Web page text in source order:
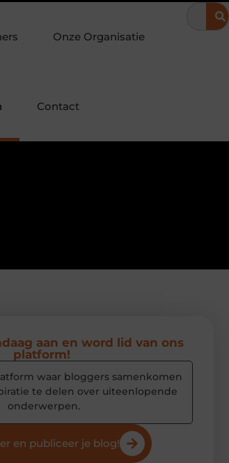
schuifwanden maken je veranda direct
Onze Organisatie
Contact
aan en word lid van ons
platform!
waar bloggers samenkomen
te delen over uiteenlopende
onderwerpen.
en publiceer je blog!